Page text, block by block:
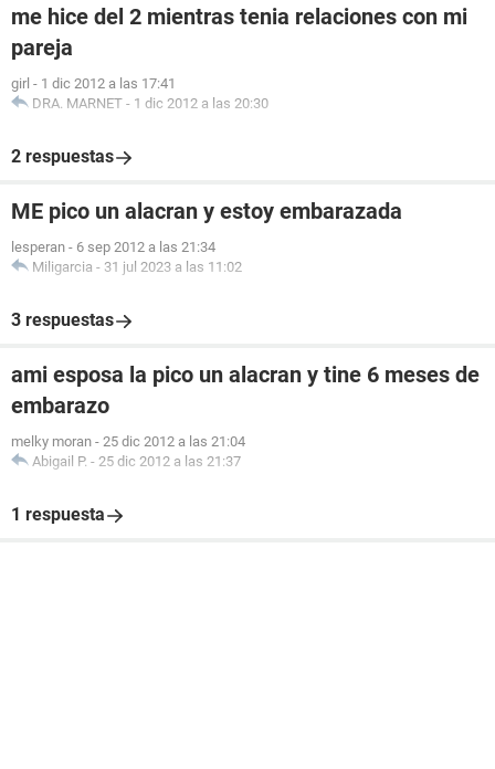
me hice del 2 mientras tenia relaciones con mi
pareja
girl - 1 dic 2012 a las 17:41
DRA. MARNET - 1 dic 2012 a las 20:30
2 respuestas
ME pico un alacran y estoy embarazada
lesperan - 6 sep 2012 a las 21:34
Miligarcia - 31 jul 2023 a las 11:02
3 respuestas
ami esposa la pico un alacran y tine 6 meses de
embarazo
melky moran - 25 dic 2012 a las 21:04
Abigail P. - 25 dic 2012 a las 21:37
1 respuesta